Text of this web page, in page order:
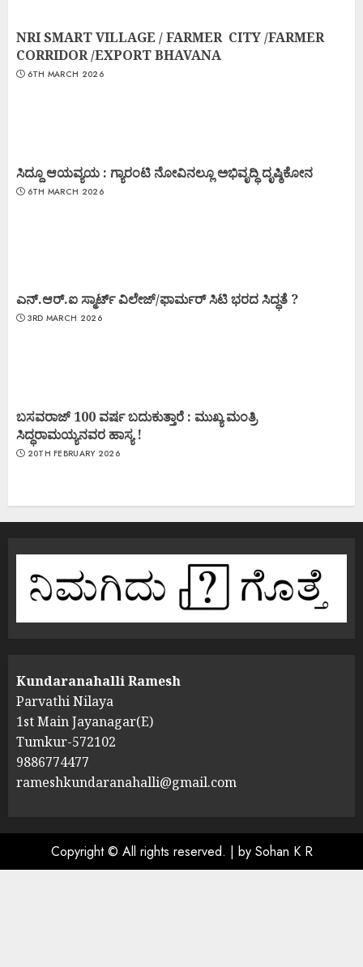
NRI SMART VILLAGE / FARMER CITY /FARMER
CORRIDOR /EXPORT BHAVANA
6TH MARCH 2026
ಸಿದ್ದೂ ಆಯವ್ಯಯ : ಗ್ಯಾರಂಟಿ ನೋವಿನಲ್ಲೂ ಅಭಿವೃದ್ಧಿ ದೃಷ್ಠಿಕೋನ
6TH MARCH 2026
ಎನ್.ಆರ್.ಐ ಸ್ಮಾರ್ಟ್ ವಿಲೇಜ್/ಫಾರ್ಮರ್ ಸಿಟಿ ಭರದ ಸಿದ್ಧತೆ ?
3RD MARCH 2026
ಬಸವರಾಜ್ 100 ವರ್ಷ ಬದುಕುತ್ತಾರೆ : ಮುಖ್ಯ ಮಂತ್ರಿ
ಸಿದ್ಧರಾಮಯ್ಯನವರ ಹಾಸ್ಯ !
20TH FEBRUARY 2026
Kundaranahalli Ramesh
Parvathi Nilaya
1st Main Jayanagar(E)
Tumkur-572102
9886774477
rameshkundaranahalli@gmail.com
Copyright © All rights reserved. | by Sohan K R